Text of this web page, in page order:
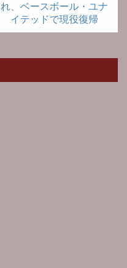
れ、ベースボール・ユナ
イテッドで現役復帰